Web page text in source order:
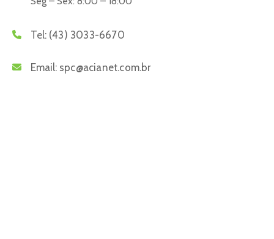
Tel: (43) 3033-6670
Email: spc@acianet.com.br